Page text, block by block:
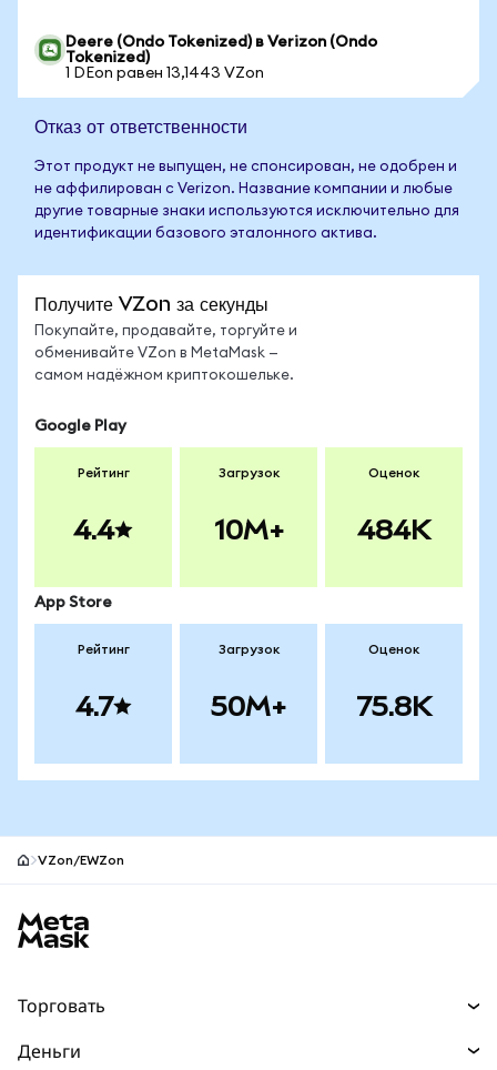
Deere (Ondo Tokenized) в Verizon (Ondo
Tokenized)
1 DEon равен 13,1443 VZon
Отказ от ответственности
Этот продукт не выпущен, не спонсирован, не одобрен и
не аффилирован с Verizon. Название компании и любые
другие товарные знаки используются исключительно для
идентификации базового эталонного актива.
Получите VZon за секунды
Покупайте, продавайте, торгуйте и
обменивайте VZon в MetaMask —
самом надёжном криптокошельке.
Google Play
Рейтинг
4.4
Загрузок
10M+
Оценок
484K
App Store
Рейтинг
4.7
Загрузок
50M+
Оценок
75.8K
VZon/EWZon
Торговать
Деньги